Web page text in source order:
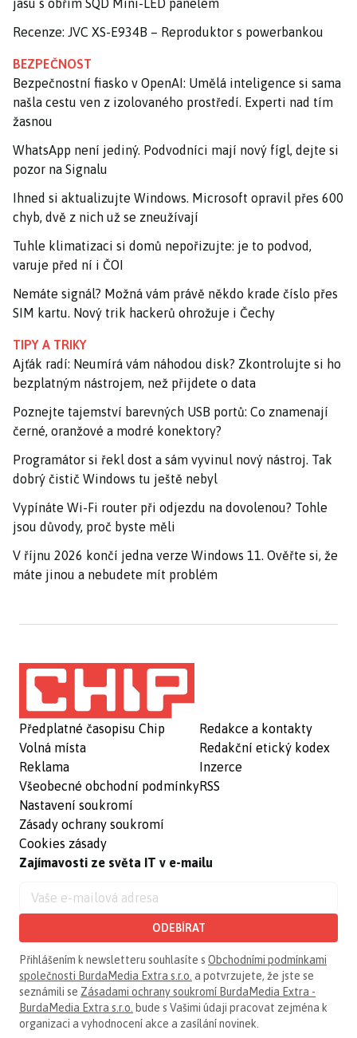
jasu s obřím SQD Mini-LED panelem
Recenze: JVC XS-E934B – Reproduktor s powerbankou
BEZPEČNOST
Bezpečnostní fiasko v OpenAI: Umělá inteligence si sama
našla cestu ven z izolovaného prostředí. Experti nad tím
žasnou
WhatsApp není jediný. Podvodníci mají nový fígl, dejte si
pozor na Signalu
Ihned si aktualizujte Windows. Microsoft opravil přes 600
chyb, dvě z nich už se zneužívají
Tuhle klimatizaci si domů nepořizujte: je to podvod,
varuje před ní i ČOI
Nemáte signál? Možná vám právě někdo krade číslo přes
SIM kartu. Nový trik hackerů ohrožuje i Čechy
TIPY A TRIKY
Ajťák radí: Neumírá vám náhodou disk? Zkontrolujte si ho
bezplatným nástrojem, než přijdete o data
Poznejte tajemství barevných USB portů: Co znamenají
černé, oranžové a modré konektory?
Programátor si řekl dost a sám vyvinul nový nástroj. Tak
dobrý čistič Windows tu ještě nebyl
Vypínáte Wi-Fi router při odjezdu na dovolenou? Tohle
jsou důvody, proč byste měli
V říjnu 2026 končí jedna verze Windows 11. Ověřte si, že
máte jinou a nebudete mít problém
Předplatné časopisu Chip
Volná místa
Reklama
Všeobecné obchodní podmínky
Nastavení soukromí
Zásady ochrany soukromí
Cookies zásady
Redakce a kontakty
Redakční etický kodex
Inzerce
RSS
Zajímavosti ze světa IT v e-mailu
ODEBÍRAT
Přihlášením k newsletteru souhlasíte s Obchodními podmínkami
společnosti BurdaMedia Extra s.r.o. a potvrzujete, že jste se
seznámili se Zásadami ochrany soukromí BurdaMedia Extra -
BurdaMedia Extra s.r.o. bude s Vašimi údaji pracovat zejména k
organizaci a vyhodnocení akce a zasílání novinek.